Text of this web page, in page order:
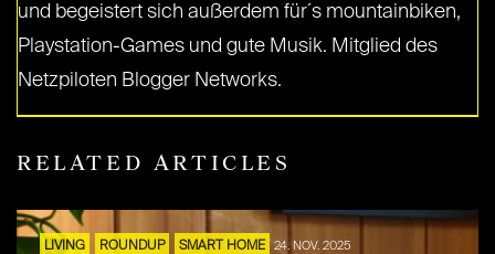
und begeistert sich außerdem für´s mountainbiken,
Playstation-Games und gute Musik. Mitglied des
Netzpiloten Blogger Networks.
RELATED ARTICLES
LIVING ROUNDUP SMART HOME 24. NOV. 2025